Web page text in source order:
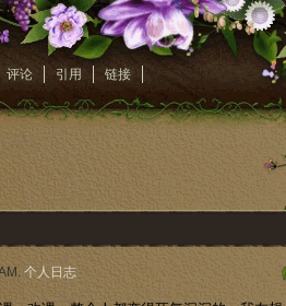
评论 引用 链接
个人日志